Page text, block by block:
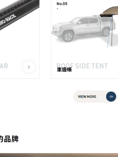
合作提案 使用線上訂房
網頁建置預算